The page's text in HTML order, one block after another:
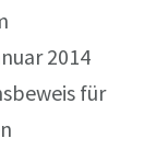
2014
für